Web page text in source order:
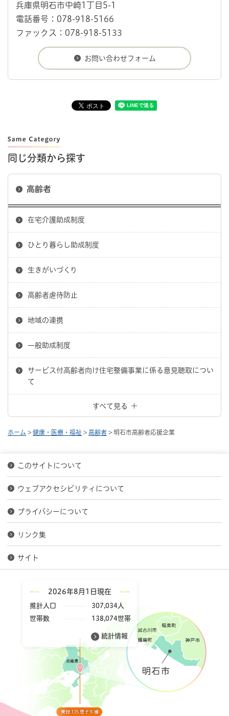
兵庫県明石市中崎1丁目5-1
電話番号：078-918-5166
ファックス：078-918-5133
同じ分類から探す
高齢者
在宅介護助成制度
ひとり暮らし助成制度
生きがいづくり
高齢者虐待防止
地域の連携
一般助成制度
サービス付高齢者向け住宅整備事業に係る意見聴取につい
て
すべて見る
ホーム > 健康・医療・福祉 > 高齢者 > 明石市高齢者応援企業
このサイトについて
ウェブアクセシビリティについて
プライバシーについて
リンク集
サイト
2026年8月1日現在
推計人口
307,034人
世帯数
138,074世帯
統計情報